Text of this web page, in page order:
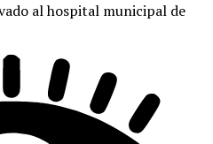
al hospital municipal de